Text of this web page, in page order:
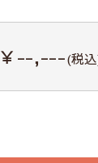
￥--,---(税